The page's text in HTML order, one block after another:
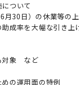
ついて
30日）の休業等の
成率を大幅な引き上
対象 など
の運用面の特例